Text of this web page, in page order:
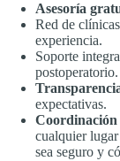
Asesoría
Red de
experiencia.
Soporte
postoperatorio.
expectativas.
Coordinación
cualquier
sea seguro y